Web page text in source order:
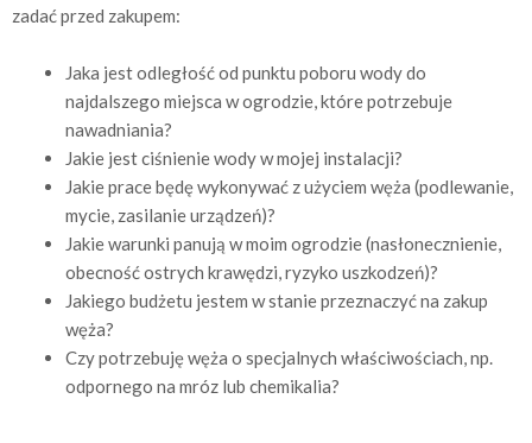
zadać przed zakupem:
Jaka jest odległość od punktu poboru wody do
najdalszego miejsca w ogrodzie, które potrzebuje
nawadniania?
Jakie jest ciśnienie wody w mojej instalacji?
Jakie prace będę wykonywać z użyciem węża (podlewanie,
mycie, zasilanie urządzeń)?
Jakie warunki panują w moim ogrodzie (nasłonecznienie,
obecność ostrych krawędzi, ryzyko uszkodzeń)?
Jakiego budżetu jestem w stanie przeznaczyć na zakup
węża?
Czy potrzebuję węża o specjalnych właściwościach, np.
odpornego na mróz lub chemikalia?